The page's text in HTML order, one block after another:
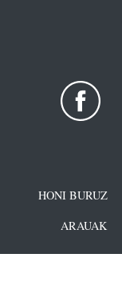
HONI BURUZ
ARAUAK